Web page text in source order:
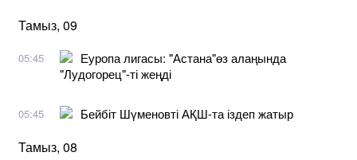
Тамыз, 09
05:45
Еуропа лигасы: "Астана"өз алаңында
"Лудогорец"-ті жеңді
05:45 Бейбіт Шүменовті АҚШ-та іздеп жатыр
Тамыз, 08